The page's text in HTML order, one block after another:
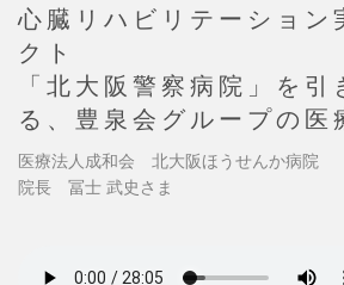
心臓リハビリテーション
クト
「北大阪警察病院」を引
る、豊泉会グループの医
医療法人成和会 北大阪ほうせんか病院
院長 冨士 武史さま